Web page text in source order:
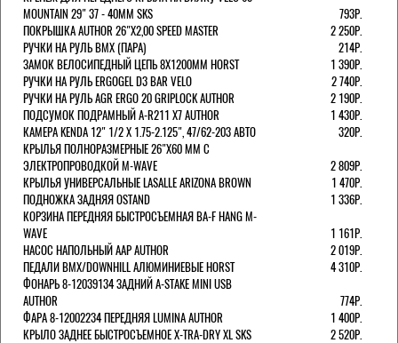
MOUNTAIN 29" 37 - 40ММ SKS
793Р.
ПОКРЫШКА AUTHOR 26"Х2,00 SPEED MASTER
2 250Р.
РУЧКИ НА РУЛЬ BMX (ПАРА)
214Р.
ЗАМОК ВЕЛОCИПЕДНЫЙ ЦЕПЬ 8Х1200ММ HORST
1 390Р.
РУЧКИ НА РУЛЬ ERGOGEL D3 BAR VELO
2 740Р.
РУЧКИ НА РУЛЬ AGR ERGO 20 GRIPLOCK AUTHOR
2 190Р.
ПОДСУМОК ПОДРАМНЫЙ A-R211 X7 AUTHOR
1 430Р.
КАМЕРА KENDA 12" 1/2 Х 1.75-2.125", 47/62-203 АВТО
320Р.
КРЫЛЬЯ ПОЛНОРАЗМЕРНЫЕ 26"Х60 ММ С
ЭЛЕКТРОПРОВОДКОЙ M-WAVE
2 809Р.
КРЫЛЬЯ УНИВЕРСАЛЬНЫЕ LASALLE ARIZONA BROWN
1 470Р.
ПОДНОЖКА ЗАДНЯЯ OSTAND
1 336Р.
КОРЗИНА ПЕРЕДНЯЯ БЫСТРОСЪЕМНАЯ BA-F HANG M-
WAVE
1 161Р.
НАСОС НАПОЛЬНЫЙ AAP AUTHOR
2 019Р.
ПЕДАЛИ BMX/DOWNHILL АЛЮМИНИЕВЫЕ HORST
4 310Р.
ФОНАРЬ 8-12039134 ЗАДНИЙ A-STAKE MINI USB
AUTHOR
774Р.
ФАРА 8-12002234 ПЕРЕДНЯЯ LUMINA AUTHOR
1 400Р.
КРЫЛО ЗАДНЕЕ БЫСТРОСЪЕМНОЕ X-TRA-DRY XL SKS
2 520Р.